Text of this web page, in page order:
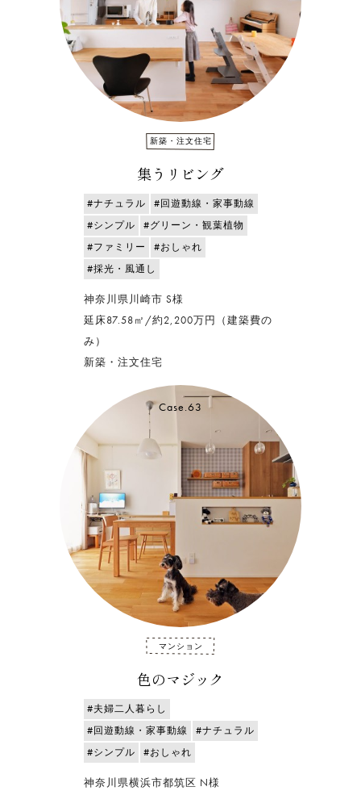
新築・注文住宅
集うリビング
#ナチュラル
#回遊動線・家事動線
#シンプル
#グリーン・観葉植物
#ファミリー
#おしゃれ
#採光・風通し
神奈川県川崎市 S様
延床87.58㎡/約2,200万円（建築費の
み）
新築・注文住宅
Case.63
マンション
色のマジック
#夫婦二人暮らし
#回遊動線・家事動線
#ナチュラル
#シンプル
#おしゃれ
神奈川県横浜市都筑区 N様